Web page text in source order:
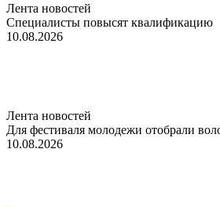
Лента новостей
Специалисты повысят квалификацию
10.08.2026
Лента новостей
Для фестиваля молодежи отобрали
10.08.2026